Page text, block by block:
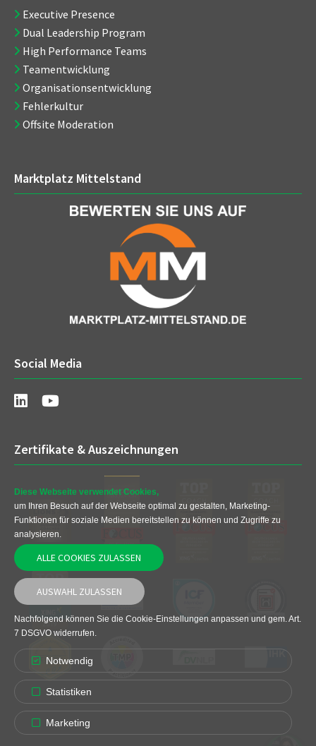
Executive Presence
Dual Leadership Program
High Performance Teams
Teamentwicklung
Organisationsentwicklung
Fehlerkultur
Offsite Moderation
Marktplatz Mittelstand
Social Media
Zertifikate & Auszeichnungen
Diese Webseite verwendet Cookies,
um Ihren Besuch auf der Webseite optimal zu gestalten, Marketing-
Funktionen für soziale Medien bereitstellen zu können und Zugriffe zu
analysieren.
ALLE COOKIES ZULASSEN
AUSWAHL ZULASSEN
Nachfolgend können Sie die Cookie-Einstellungen anpassen und gem. Art.
7 DSGVO widerrufen.
Notwendig
Statistiken
Marketing